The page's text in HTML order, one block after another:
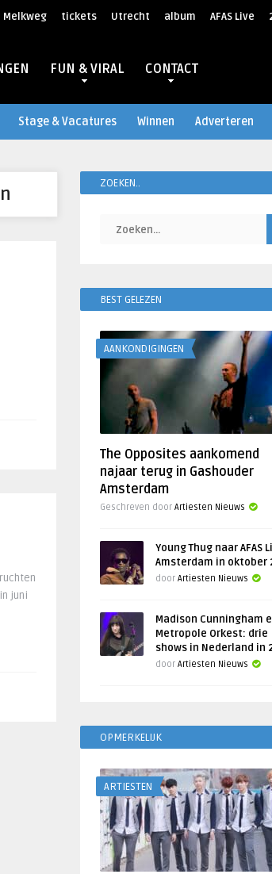
Melkweg tickets Utrecht album AFAS Live
FUN & VIRAL CONTACT
Stage & Vacatures Winnen Adverteren
juni
ZOEKEN..
BEST GELEZEN
AANKONDIGINGEN
The Opposites aankomend
najaar terug in Gashouder
Amsterdam
Geschreven door Artiesten Nieuws
Young Thug naar AFAS
Amsterdam in oktober
door Artiesten Nieuws
Madison Cunningham
Metropole Orkest: drie
shows in Nederland in
door Artiesten Nieuws
OPMERKELIJK
ARTIESTEN